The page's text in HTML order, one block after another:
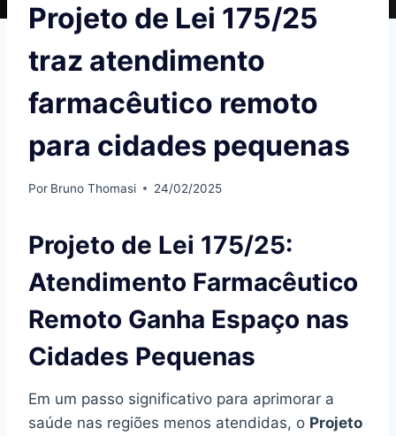
Projeto de Lei 175/25
traz atendimento
farmacêutico remoto
para cidades pequenas
Por Bruno Thomasi 24/02/2025
Projeto de Lei 175/25:
Atendimento Farmacêutico
Remoto Ganha Espaço nas
Cidades Pequenas
Em um passo significativo para aprimorar a
saúde nas regiões menos atendidas, o Projeto